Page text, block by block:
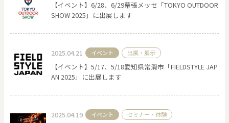
クリア
【イベント】6/28、6/29幕張メッセ「TOKYO OUTDOOR
SHOW 2025」に出展します
2025.04.21 イベント 出展・展示
【イベント】5/17、5/18愛知県常滑市「FIELDSTYLE JAP
AN 2025」に出展します
2025.04.19 イベント セミナー・体験